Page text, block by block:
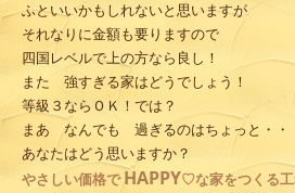
ふといいかもしれないと思いますが
それなりに金額も要りますので
四国レベルで上の方なら良し！
また 強すぎる家はどうでしょう！
等級３ならＯＫ！では？
まあ なんでも 過ぎるのはちょっと・・
あなたはどう思いますか？
やさしい価格でHAPPY♡な家をつくる